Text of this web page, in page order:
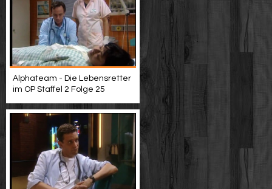
Alphateam - Die Lebensretter
im OP Staffel 2 Folge 25